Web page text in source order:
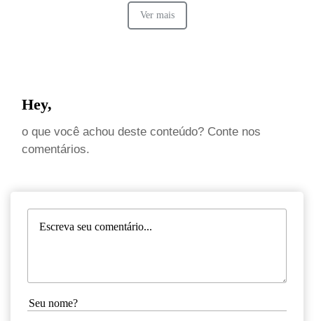
Ver mais
Hey,
o que você achou deste conteúdo? Conte nos
comentários.